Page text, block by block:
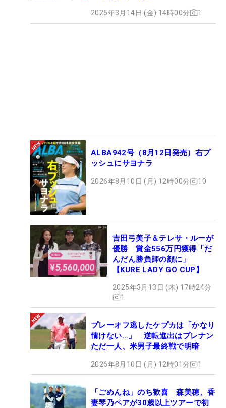
2025年3月14日 (金) 14時00分 1
ALBA942号（8月12日発売）右プ
ッシュにサヨナラ
2026年8月10日 (月) 12時00分 10
吉田弓美子＆テレサ・ルーが
優勝 賞金556万円獲得「だ
んだん勝負師の顔に」
【KURE LADY GO CUP】
2025年3月13日 (木) 17時24分
1
プレーオフ逃したケプカは「かなり
情けない…」 逆転進出はブレナン
ただ一人、米男子最終戦で明暗
2026年8月10日 (月) 12時01分 1
「ごめんね」のち歓喜 森美穂、香
妻琴乃ペアが30歳以上ツアーで初